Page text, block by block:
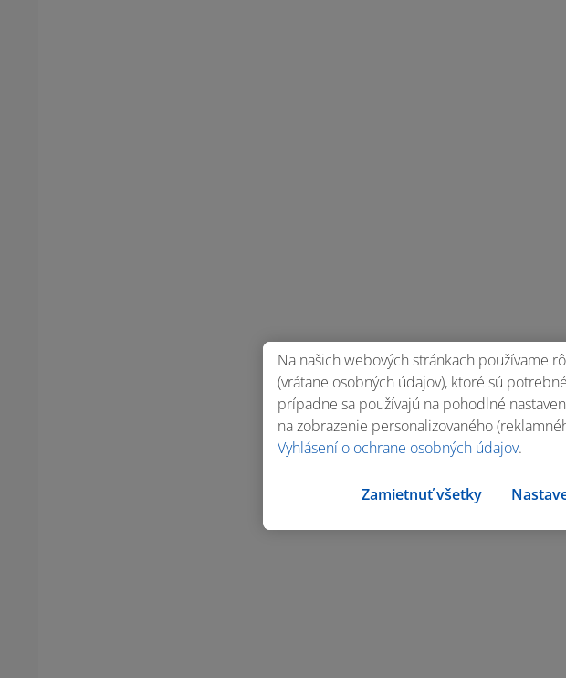
Na našich webových stránkach používame
(vrátane osobných údajov), ktoré sú
prípadne sa používajú na pohodlné
na zobrazenie personalizovaného
Vyhlásení o ochrane osobných údajov.
Zamietnuť všetky